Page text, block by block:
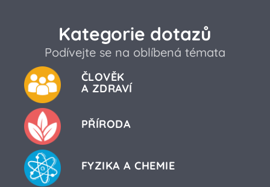
Kategorie dotazů
Podívejte se na oblíbená témata
ČLOVĚK
A ZDRAVÍ
PŘÍRODA
FYZIKA A CHEMIE